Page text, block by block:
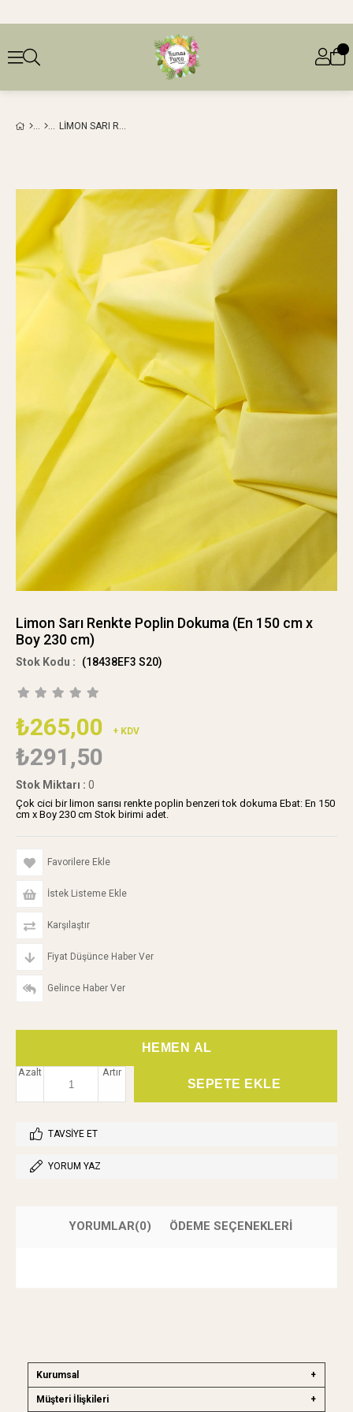
LIMON SARI RENKTE POPLIN DOKUMA (EN 150 CM X BOY 230 CM)
Limon Sarı Renkte Poplin Dokuma (En 150 cm x
Boy 230 cm)
(18438EF3 S20)
₺265,00 + KDV
₺291,50
Stok Miktarı : 0
Çok cici bir limon sarısı renkte poplin benzeri tok dokuma Ebat: En 150
cm x Boy 230 cm Stok birimi adet.
Favorilere Ekle
İstek Listeme Ekle
Karşılaştır
Fiyat Düşünce Haber Ver
Gelince Haber Ver
Artır
Azalt
TAVSIYE ET
YORUM YAZ
YORUMLAR(0) ÖDEME SEÇENEKLERI
Kurumsal
Müşteri İlişkileri